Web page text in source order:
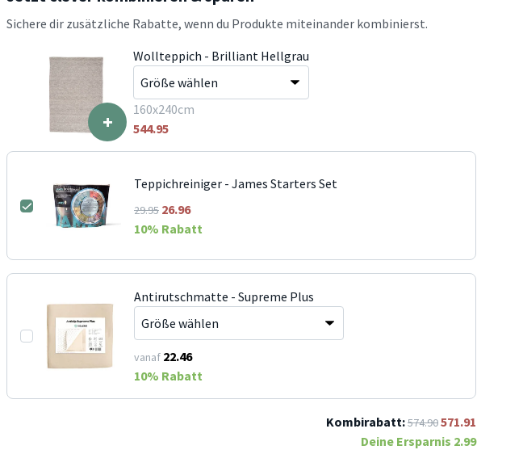
Sichere dir zusätzliche Rabatte, wenn du Produkte miteinander kombinierst.
+
Wollteppich - Brilliant Hellgrau
160x240cm
544.95
Teppichreiniger - James Starters Set
29.95 26.96
10% Rabatt
Antirutschmatte - Supreme Plus
vanaf 22.46
10% Rabatt
Kombirabatt:574.90571.91
Deine Ersparnis 2.99